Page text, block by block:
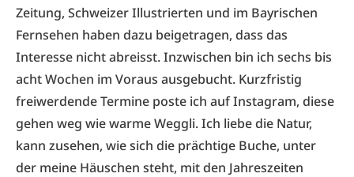
Zeitung, Schweizer Illustrierten und im Bayrischen
Fernsehen haben dazu beigetragen, dass das
Interesse nicht abreisst. Inzwischen bin ich sechs bis
acht Wochen im Voraus ausgebucht. Kurzfristig
freiwerdende Termine poste ich auf Instagram, diese
gehen weg wie warme Weggli. Ich liebe die Natur,
kann zusehen, wie sich die prächtige Buche, unter
der meine Häuschen steht, mit den Jahreszeiten